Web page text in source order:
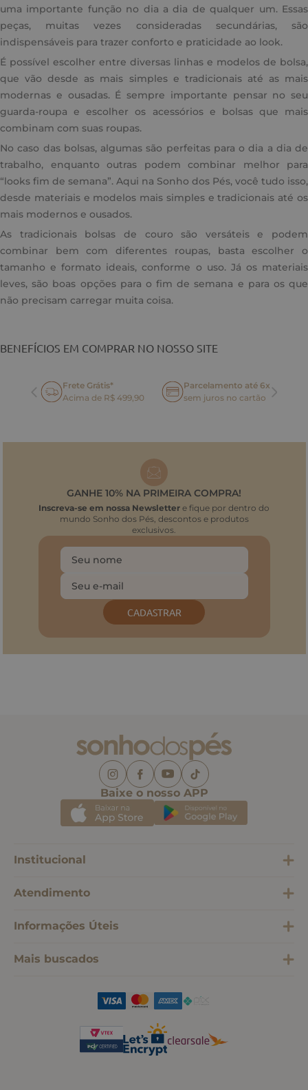
uma importante função no dia a dia de qualquer um. Essas
peças, muitas vezes consideradas secundárias, são
indispensáveis para trazer conforto e praticidade ao look.
É possível escolher entre diversas linhas e modelos de bolsa,
que vão desde as mais simples e tradicionais até as mais
modernas e ousadas. É sempre importante pensar no seu
guarda-roupa e escolher os acessórios e bolsas que mais
combinam com suas roupas.
No caso das bolsas, algumas são perfeitas para o dia a dia de
trabalho, enquanto outras podem combinar melhor para
“looks fim de semana”. Aqui na Sonho dos Pés, você tudo isso,
desde materiais e modelos mais simples e tradicionais até os
mais modernos e ousados.
As tradicionais bolsas de couro são versáteis e podem
combinar bem com diferentes roupas, basta escolher o
tamanho e formato ideais, conforme o uso. Já os materiais
leves, são boas opções para o fim de semana e para os que
não precisam carregar muita coisa.
BENEFÍCIOS EM COMPRAR NO NOSSO SITE
Frete Grátis*
Acima de R$ 499,90
Parcelamento até 6x
sem juros no cartão
GANHE 10% NA PRIMEIRA COMPRA!
Inscreva-se em nossa Newsletter e fique por dentro do
mundo Sonho dos Pés, descontos e produtos
exclusivos.
CADASTRAR
Baixe o nosso APP
Institucional
Atendimento
Informações Úteis
Mais buscados